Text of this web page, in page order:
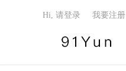
Hi, 请登录 我要注册